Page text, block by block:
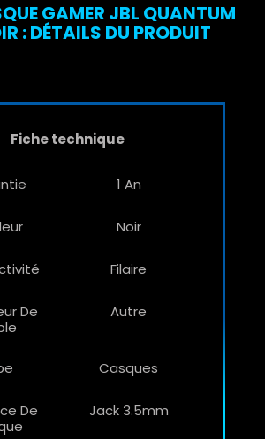
GAMER JBL QUANTUM
: DÉTAILS DU PRODUIT
Fiche technique
1 An
Noir
Filaire
De
Autre
Casques
De
Jack 3.5mm